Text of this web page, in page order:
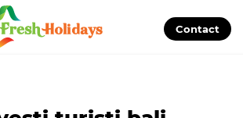
Contact